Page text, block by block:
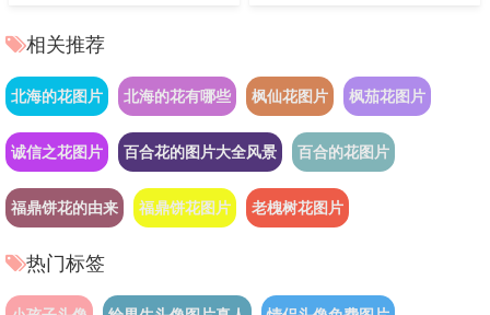
相关推荐
北海的花图片 北海的花有哪些 枫仙花图片 枫茄花图片
诚信之花图片 百合花的图片大全风景 百合的花图片
福鼎饼花的由来 福鼎饼花图片 老槐树花图片
热门标签